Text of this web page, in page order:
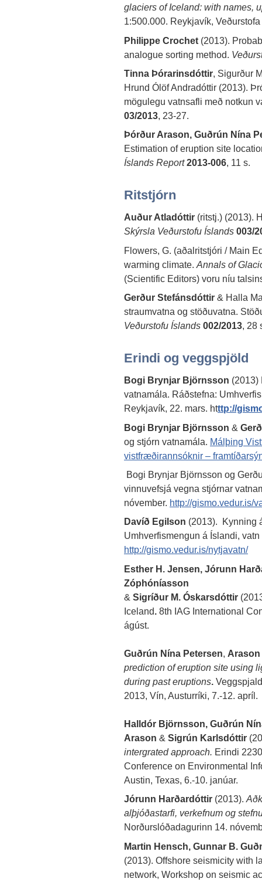
glaciers of Iceland: with names,
1:500.000. Reykjavík,
Philippe Crochet (2013).
analogue sorting method.
Tinna Þórarinsdóttir, Sigurður
Hrund Ólöf Andradóttir (2013).
mögulegu vatnsafli með notkun
03/2013, 23-27.
Þórður Arason, Guðrún Nína
Estimation of eruption site
Íslands Report 2013-006, 11 s.
Ritstjórn
Auður Atladóttir (ritstj.) (2013).
Skýrsla Veðurstofu Íslands 003/
Flowers, G. (aðalritstjóri / Main
warming climate. Annals of
(Scientific Editors) voru níu
Gerður Stefánsdóttir & Halla
straumvatna og stöðuvatna.
Veðurstofu Íslands 002/2013, 28
Erindi og veggspjöld
Bogi Brynjar Björnsson (2013)
vatnamála. Ráðstefna:
Reykjavík, 22. mars. htttp://
Bogi Brynjar Björnsson &
og stjórn vatnamála. Málþing
vistfræðirannsóknir –
Bogi Brynjar Björnsson og
vinnuvefsjá vegna stjórnar
nóvember. http://gismo.vedur.is/
Davíð Egilson (2013). Kynning
Umhverfismengun á Íslandi,
http://gismo.vedur.is/nytjavatn/
Esther H. Jensen, Jórunn
Zóphóníasson
& Sigríður M. Óskarsdóttir
Iceland. 8th IAG International
ágúst.
Guðrún Nína Petersen, Arason
prediction of eruption site using
during past eruptions.
2013, Vín, Austurríki, 7.-12. apríl.
Halldór Björnsson, Guðrún
Arason & Sigrún Karlsdóttir
intergrated approach. Erindi
Conference on Environmental
Austin, Texas, 6.-10. janúar.
Jórunn Harðardóttir (2013).
alþjóðastarfi, verkefnum og
Norðurslóðadagurinn 14.
Martin Hensch, Gunnar B.
(2013). Offshore seismicity with
network, Workshop on seismic